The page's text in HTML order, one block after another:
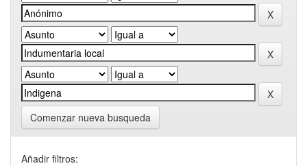
Comenzar nueva busqueda
Añadir filtros: